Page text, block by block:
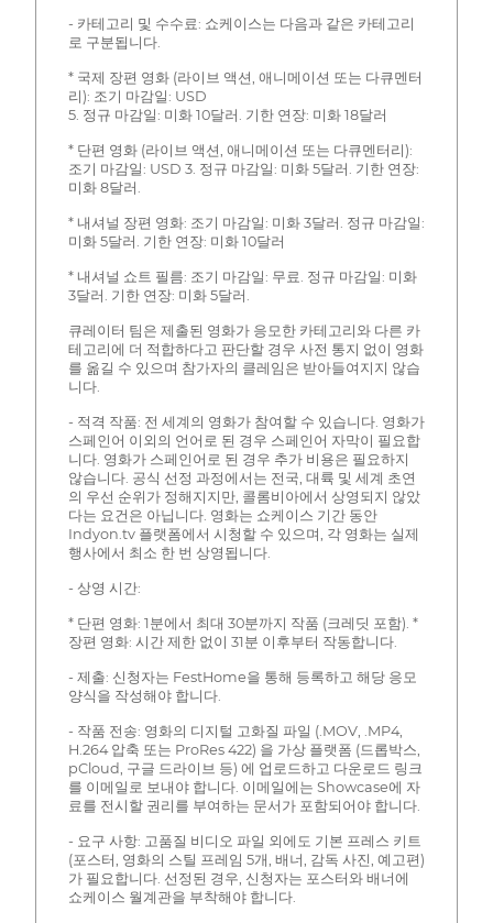
- 카테고리 및 수수료: 쇼케이스는 다음과 같은 카테고리
로 구분됩니다.
* 국제 장편 영화 (라이브 액션, 애니메이션 또는 다큐멘터
리): 조기 마감일: USD
5. 정규 마감일: 미화 10달러. 기한 연장: 미화 18달러
* 단편 영화 (라이브 액션, 애니메이션 또는 다큐멘터리):
조기 마감일: USD 3. 정규 마감일: 미화 5달러. 기한 연장:
미화 8달러.
* 내셔널 장편 영화: 조기 마감일: 미화 3달러. 정규 마감일:
미화 5달러. 기한 연장: 미화 10달러
* 내셔널 쇼트 필름: 조기 마감일: 무료. 정규 마감일: 미화
3달러. 기한 연장: 미화 5달러.
큐레이터 팀은 제출된 영화가 응모한 카테고리와 다른 카
테고리에 더 적합하다고 판단할 경우 사전 통지 없이 영화
를 옮길 수 있으며 참가자의 클레임은 받아들여지지 않습
니다.
- 적격 작품: 전 세계의 영화가 참여할 수 있습니다. 영화가
스페인어 이외의 언어로 된 경우 스페인어 자막이 필요합
니다. 영화가 스페인어로 된 경우 추가 비용은 필요하지
않습니다. 공식 선정 과정에서는 전국, 대륙 및 세계 초연
의 우선 순위가 정해지지만, 콜롬비아에서 상영되지 않았
다는 요건은 아닙니다. 영화는 쇼케이스 기간 동안
Indyon.tv 플랫폼에서 시청할 수 있으며, 각 영화는 실제
행사에서 최소 한 번 상영됩니다.
- 상영 시간:
* 단편 영화: 1분에서 최대 30분까지 작품 (크레딧 포함). *
장편 영화: 시간 제한 없이 31분 이후부터 작동합니다.
- 제출: 신청자는 FestHome을 통해 등록하고 해당 응모
양식을 작성해야 합니다.
- 작품 전송: 영화의 디지털 고화질 파일 (.MOV, .MP4,
H.264 압축 또는 ProRes 422) 을 가상 플랫폼 (드롭박스,
pCloud, 구글 드라이브 등) 에 업로드하고 다운로드 링크
를 이메일로 보내야 합니다. 이메일에는 Showcase에 자
료를 전시할 권리를 부여하는 문서가 포함되어야 합니다.
- 요구 사항: 고품질 비디오 파일 외에도 기본 프레스 키트
(포스터, 영화의 스틸 프레임 5개, 배너, 감독 사진, 예고편)
가 필요합니다. 선정된 경우, 신청자는 포스터와 배너에
쇼케이스 월계관을 부착해야 합니다.